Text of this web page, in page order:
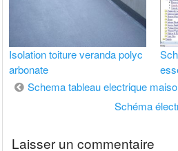
Isolation toiture veranda polyc
arbonate
Navigation
Schema tableau electrique
Schéma
Laisser un commentaire